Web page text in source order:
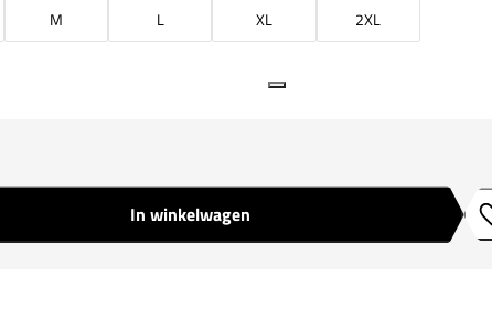
M L XL 2XL
In winkelwagen